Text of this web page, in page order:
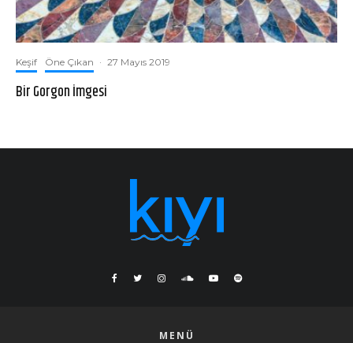
Keşif Öne Çıkan · 27 Mayıs 2019
Bir Gorgon İmgesi
MENÜ